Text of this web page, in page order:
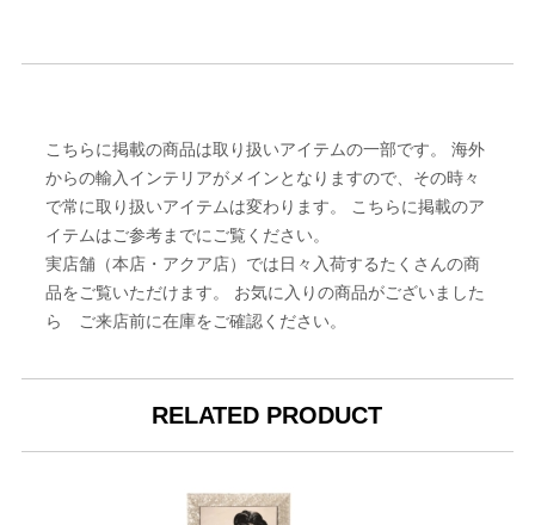
こちらに掲載の商品は取り扱いアイテムの一部です。 海外
からの輸入インテリアがメインとなりますので、その時々
で常に取り扱いアイテムは変わります。 こちらに掲載のア
イテムはご参考までにご覧ください。
実店舗（本店・アクア店）では日々入荷するたくさんの商
品をご覧いただけます。 お気に入りの商品がございました
ら ご来店前に在庫をご確認ください。
RELATED PRODUCT